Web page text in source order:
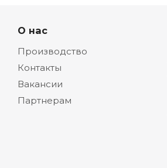
О нас
Производство
Контакты
Вакансии
Партнерам